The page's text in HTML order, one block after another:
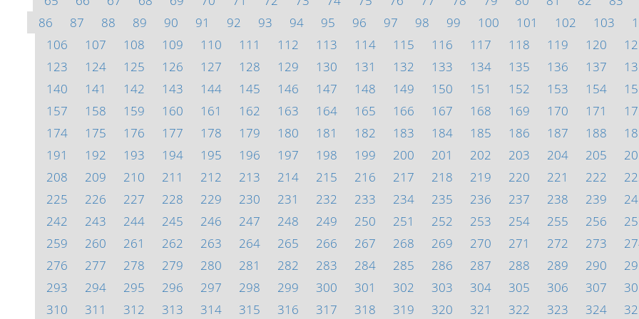
86
87 88 89 90 91 92 93 94 95 96 97 98 99 100 101 102 103
106
107 108 109 110 111 112 113 114 115 116 117 118 119 120
123
124 125 126 127 128 129 130 131 132 133 134 135 136 137
140
141 142 143 144 145 146 147 148 149 150 151 152 153 154
157
158 159 160 161 162 163 164 165 166 167 168 169 170 171
174
175 176 177 178 179 180 181 182 183 184 185 186 187 188
191
192 193 194 195 196 197 198 199 200 201 202 203 204 205
208
209 210 211 212 213 214 215 216 217 218 219 220 221 222
225
226 227 228 229 230 231 232 233 234 235 236 237 238 239
242
243 244 245 246 247 248 249 250 251 252 253 254 255 256
259
260 261 262 263 264 265 266 267 268 269 270 271 272 273
276
277 278 279 280 281 282 283 284 285 286 287 288 289 290
293
294 295 296 297 298 299 300 301 302 303 304 305 306 307
310
311 312 313 314 315 316 317 318 319 320 321 322 323 324